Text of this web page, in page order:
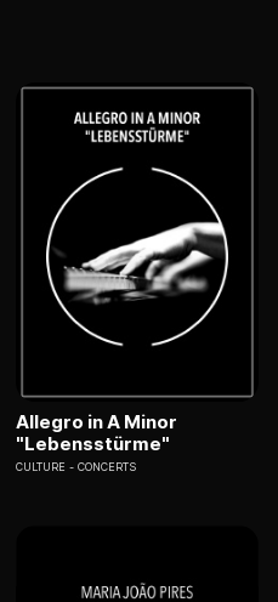
Allegro in A Minor
"Lebensstürme"
CULTURE CONCERTS